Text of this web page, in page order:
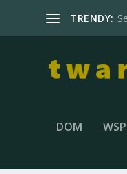
TRENDY:
DOM